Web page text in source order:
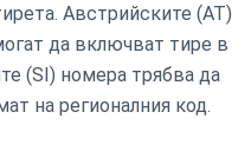
Австрийските (AT)
да включват тире в
(SI) номера трябва да
на регионалния код.